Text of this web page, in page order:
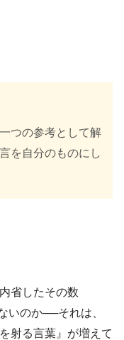
つの参考として解
を自分のものにし
省したその数
いのか──それは、
射る言葉』が増えて